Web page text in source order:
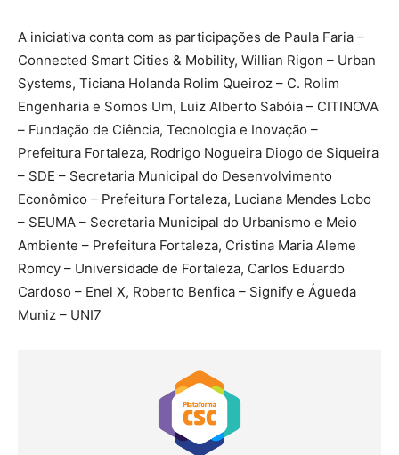
A iniciativa conta com as participações de Paula Faria –
Connected Smart Cities & Mobility, Willian Rigon – Urban
Systems, Ticiana Holanda Rolim Queiroz – C. Rolim
Engenharia e Somos Um, Luiz Alberto Sabóia – CITINOVA
– Fundação de Ciência, Tecnologia e Inovação –
Prefeitura Fortaleza, Rodrigo Nogueira Diogo de Siqueira
– SDE – Secretaria Municipal do Desenvolvimento
Econômico – Prefeitura Fortaleza, Luciana Mendes Lobo
– SEUMA – Secretaria Municipal do Urbanismo e Meio
Ambiente – Prefeitura Fortaleza, Cristina Maria Aleme
Romcy – Universidade de Fortaleza, Carlos Eduardo
Cardoso – Enel X, Roberto Benfica – Signify e Águeda
Muniz – UNI7